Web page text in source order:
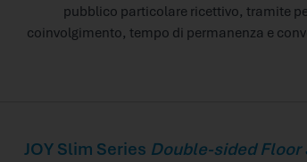
pubblico particolare ricettivo, tramite
coinvolgimento, tempo di permanenza e
JOY Slim Series Double-sided Floor